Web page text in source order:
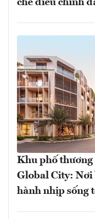
chế điều chỉnh
Khu phố
Global City: Nơi
hành nhịp sống